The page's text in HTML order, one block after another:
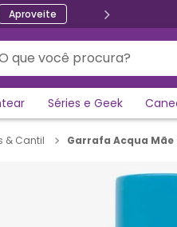
Aproveite
você procura?
Séries e Geek
& Cantil Garrafa Acqua